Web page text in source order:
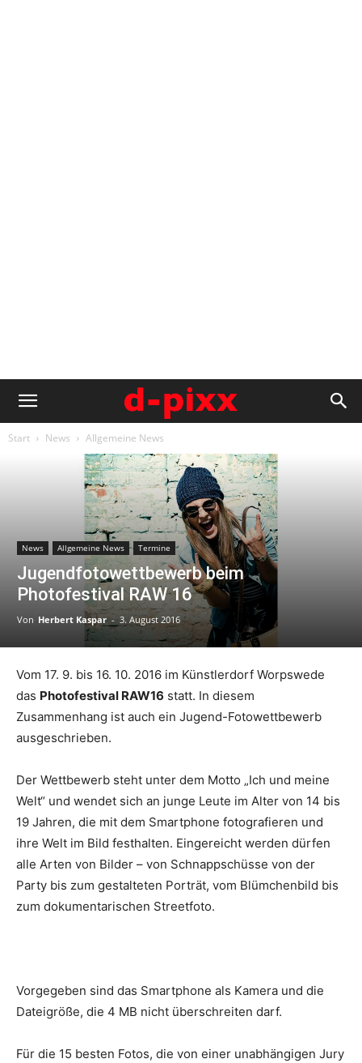
Start News Allgemeine News
News Allgemeine News Termine
Jugendfotowettbewerb beim
Photofestival RAW 16
Von Herbert Kaspar - 3. August 2016
Vom 17. 9. bis 16. 10. 2016 im Künstlerdorf Worpswede
das Photofestival RAW16 statt. In diesem
Zusammenhang ist auch ein Jugend-Fotowettbewerb
ausgeschrieben.
Der Wettbewerb steht unter dem Motto „Ich und meine
Welt“ und wendet sich an junge Leute im Alter von 14 bis
19 Jahren, die mit dem Smartphone fotografieren und
ihre Welt im Bild festhalten. Eingereicht werden dürfen
alle Arten von Bilder – von Schnappschüsse von der
Party bis zum gestalteten Porträt, vom Blümchenbild bis
zum dokumentarischen Streetfoto.
Vorgegeben sind das Smartphone als Kamera und die
Dateigröße, die 4 MB nicht überschreiten darf.
Für die 15 besten Fotos, die von einer unabhängigen Jury